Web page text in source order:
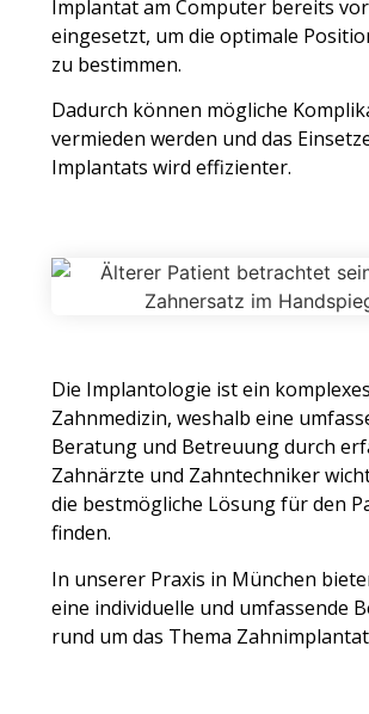
Implantat am Computer bereits
eingesetzt, um die optimale
zu bestimmen.
Dadurch können mögliche
vermieden werden und das
Implantats wird effizienter.
Die Implantologie ist ein
Zahnmedizin, weshalb eine
Beratung und Betreuung durch
Zahnärzte und Zahntechniker
die bestmögliche Lösung für den
finden.
In unserer Praxis in München
eine individuelle und umfassende
rund um das Thema